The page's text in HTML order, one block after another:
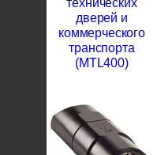
технических
дверей и
коммерческого
транспорта
(MTL400)